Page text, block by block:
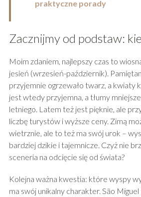
praktyczne porady
Zacznijmy od podstaw:
Moim zdaniem, najlepszy czas to
jesień (wrzesień-październik).
przyjemnie ogrzewało twarz, a kwiaty
jest wtedy przyjemna, a tłumy
letniego. Latem też jest pięknie, ale
liczbę turystów i wyższe ceny. Zimą
wietrznie, ale to też ma swój urok –
bardziej dzikie i tajemnicze. Czyż nie
sceneria na odcięcie się od świata?
Kolejna ważna kwestia: które wyspy
ma swój unikalny charakter. São